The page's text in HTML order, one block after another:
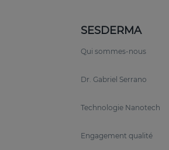
SESDERMA
Qui sommes-nous
Dr. Gabriel Serrano
Technologie Nanotech
Engagement qualité